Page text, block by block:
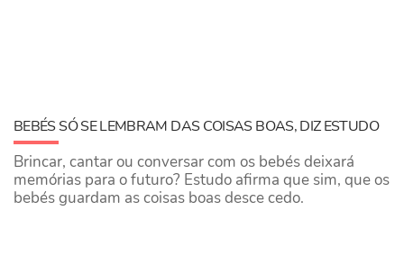
BEBÉS SÓ SE LEMBRAM DAS COISAS BOAS, DIZ ESTUDO
Brincar, cantar ou conversar com os bebés deixará
memórias para o futuro? Estudo afirma que sim, que os
bebés guardam as coisas boas desce cedo.